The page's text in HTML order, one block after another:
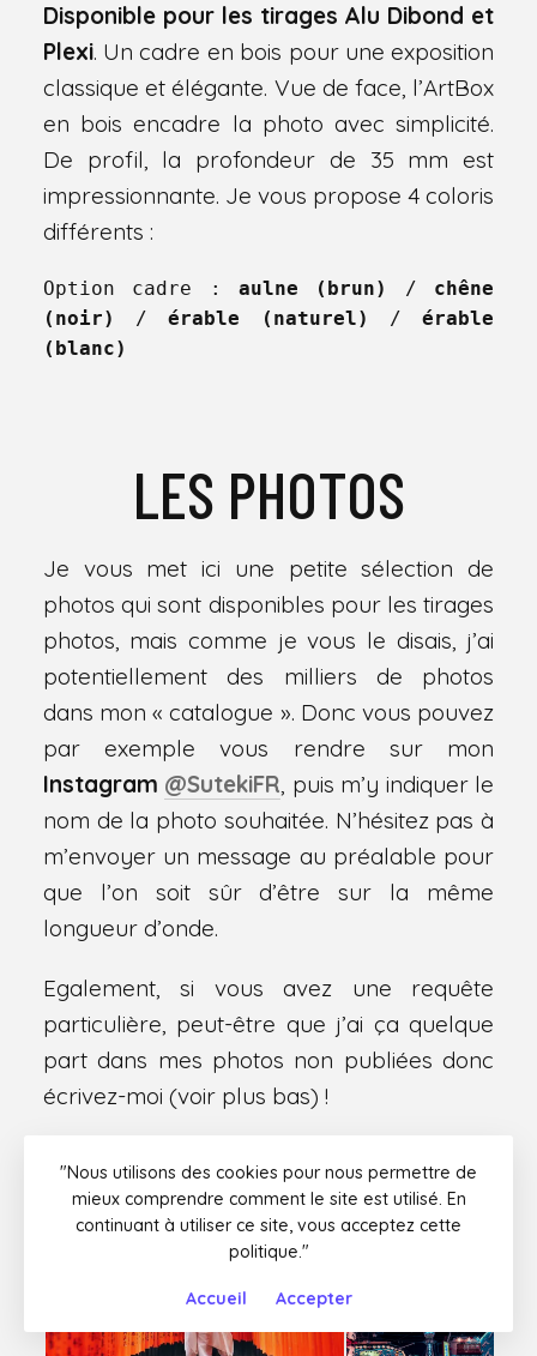
Disponible pour les tirages Alu Dibond et
Plexi. Un cadre en bois pour une exposition
classique et élégante. Vue de face, l’ArtBox
en bois encadre la photo avec simplicité.
De profil, la profondeur de 35 mm est
impressionnante. Je vous propose 4 coloris
différents :
Option cadre : aulne (brun) / chêne
(noir)
/ érable (naturel) / érable
(blanc)
LES PHOTOS
Je vous met ici une petite sélection de
photos qui sont disponibles pour les tirages
photos, mais comme je vous le disais, j’ai
potentiellement des milliers de photos
dans mon « catalogue ». Donc vous pouvez
par exemple vous rendre sur mon
Instagram @SutekiFR, puis m’y indiquer le
nom de la photo souhaitée. N’hésitez pas à
m’envoyer un message au préalable pour
que l’on soit sûr d’être sur la même
longueur d’onde.
Egalement, si vous avez une requête
particulière, peut-être que j’ai ça quelque
part dans mes photos non publiées donc
écrivez-moi (voir plus bas) !
"Nous utilisons des cookies pour nous permettre de
mieux comprendre comment le site est utilisé. En
continuant à utiliser ce site, vous acceptez cette
politique."
Accueil Accepter